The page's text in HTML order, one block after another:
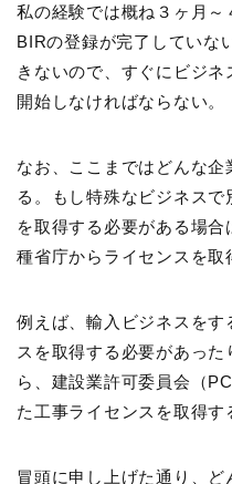
私の経験では概ね３ヶ月～
BIRの登録が完了していな
きないので、すぐにビジ
開始しなければならない。
なお、ここまではどんな
る。もし特殊なビジネス
を取得する必要がある場
種省庁からライセンスを取
例えば、輸入ビジネスを
スを取得する必要があっ
ら、建設業許可委員会（
た工事ライセンスを取得す
冒頭に申し上げた通り、